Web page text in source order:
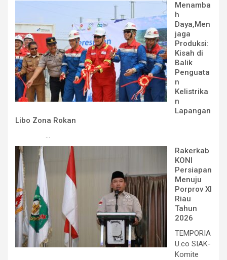
Menamba
h
Daya,Men
jaga
Produksi:
Kisah di
Balik
Penguata
n
Kelistrika
n
Lapangan
Libo Zona Rokan
...
Rakerkab
KONI
Persiapan
Menuju
Porprov XI
Riau
Tahun
2026
TEMPORIA
U.co SIAK-
Komite